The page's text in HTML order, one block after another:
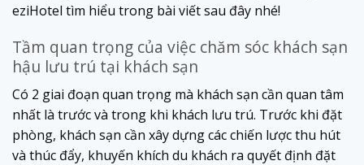
eziHotel tìm hiểu trong bài viết sau đây nhé!
Tầm quan trọng của việc chăm sóc khách sạn
hậu lưu trú tại khách sạn
Có 2 giai đoạn quan trọng mà khách sạn cần quan tâm
nhất là trước và trong khi khách lưu trú. Trước khi đặt
phòng, khách sạn cần xây dựng các chiến lược thu hút
và thúc đẩy, khuyến khích du khách ra quyết định đặt